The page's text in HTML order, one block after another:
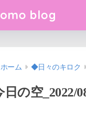
blog
ホーム ◆日々のキロク
日の空_2022/